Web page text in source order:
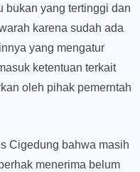
bukan yang tertinggi dan
karena sudah ada
yang mengatur
ketentuan terkait
oleh pihak pemerntah
Cigedung bahwa masih
menerima belum